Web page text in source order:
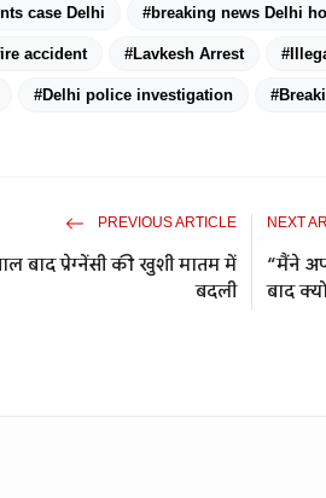
case Delhi #breaking news Delhi
accident #Lavkesh Arrest
#Delhi police investigation
PREVIOUS ARTICLE
बाद प्रेग्नेंसी की खुशी मातम में
बदली
NEXT
“मैंने
बाद